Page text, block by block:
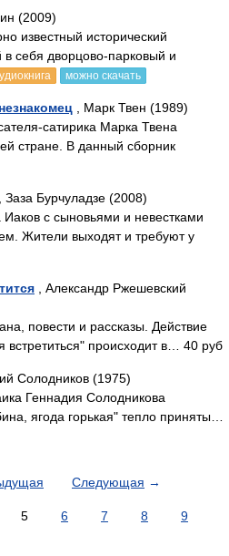
(2009)
известный исторический
себя дворцово-парковый и
можно скачать
, Марк Твен (1989)
сатирика Марка Твена
стране. В данный сборник
, Заза Бурчуладзе (2008)
Иаков с сыновьями и невестками
Жители выходят и требуют у
, Александр Ржешевский
повести и рассказы. Действие
происходит в… 40 руб
Солодников (1975)
Геннадия Солодникова
ягода горькая" тепло приняты…
Следующая →
5 6 7 8
9